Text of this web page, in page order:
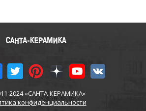
2024 «САНТА-КЕРАМИКА»
конфиденциальности